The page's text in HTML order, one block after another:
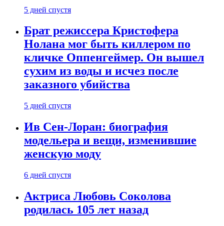
5 дней спустя
Брат режиссера Кристофера
Нолана мог быть киллером по
кличке Оппенгеймер. Он вышел
сухим из воды и исчез после
заказного убийства
5 дней спустя
Ив Сен-Лоран: биография
модельера и вещи, изменившие
женскую моду
6 дней спустя
Актриса Любовь Соколова
родилась 105 лет назад